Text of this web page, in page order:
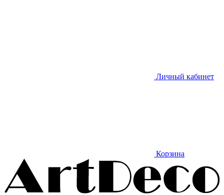
Личный кабинет
Корзина